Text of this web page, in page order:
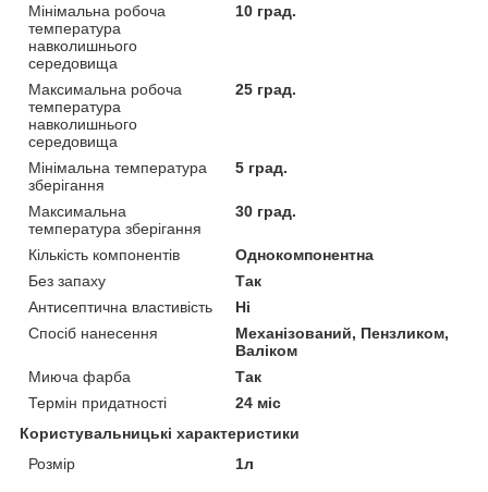
Мінімальна робоча
температура
навколишнього
середовища
10 град.
Максимальна робоча
температура
навколишнього
середовища
25 град.
Мінімальна температура
зберігання
5 град.
Максимальна
температура зберігання
30 град.
Кількість компонентів
Однокомпонентна
Без запаху
Так
Антисептична властивість
Ні
Спосіб нанесення
Механізований, Пензликом,
Валіком
Миюча фарба
Так
Термін придатності
24 міс
Користувальницькі характеристики
Розмір
1л